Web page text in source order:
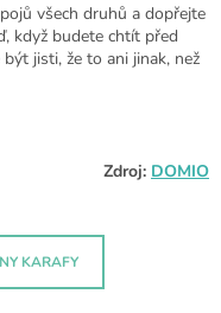
všech druhů a dopřejte
když budete chtít před
jisti, že to ani jinak, než
Zdroj: DOMIO
KARAFY